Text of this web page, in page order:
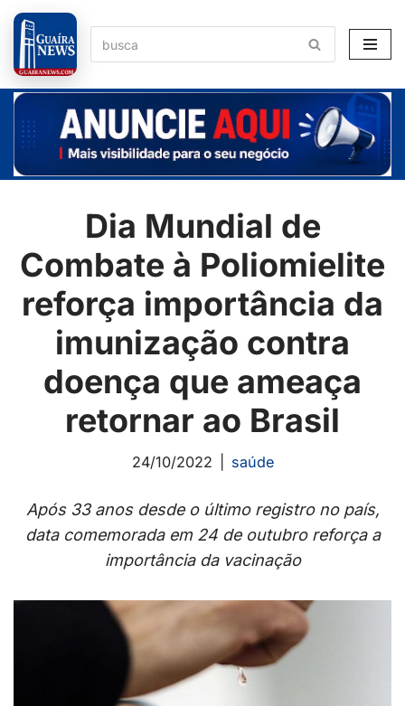
Pular
para
o
conteúdo
Dia Mundial de
Combate à Poliomielite
reforça importância da
imunização contra
doença que ameaça
retornar ao Brasil
24/10/2022 saúde
Após 33 anos desde o último registro no país,
data comemorada em 24 de outubro reforça a
importância da vacinação